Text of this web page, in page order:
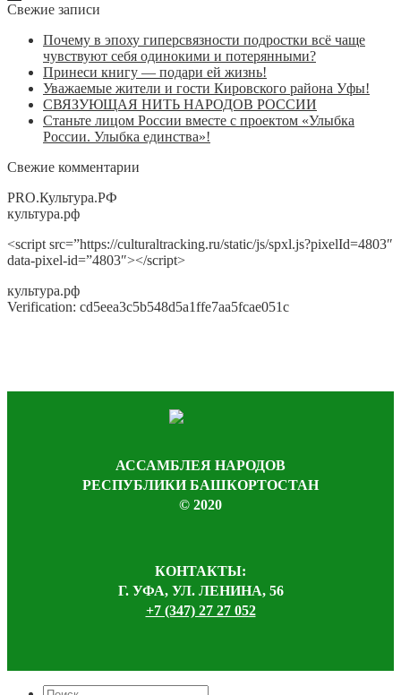
Свежие записи
Почему в эпоху гиперсвязности подростки всё чаще
чувствуют себя одинокими и потерянными?
Принеси книгу — подари ей жизнь!
Уважаемые жители и гости Кировского района Уфы!
СВЯЗУЮЩАЯ НИТЬ НАРОДОВ РОССИИ
Станьте лицом России вместе с проектом «Улыбка
России. Улыбка единства»!
Свежие комментарии
PRO.Культура.РФ
культура.рф
<script src=”https://culturaltracking.ru/static/js/spxl.js?pixelId=4803″
data-pixel-id=”4803″></script>
культура.рф
Verification: cd5eea3c5b548d5a1ffe7aa5fcae051c
АССАМБЛЕЯ НАРОДОВ
РЕСПУБЛИКИ БАШКОРТОСТАН
© 2020
КОНТАКТЫ:
Г. УФА, УЛ. ЛЕНИНА, 56
+7 (347) 27 27 052